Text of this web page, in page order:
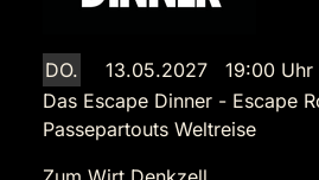
DO.
13.05.2027 19:00 Uhr
Das Escape Dinner - Escape
Passepartouts Weltreise